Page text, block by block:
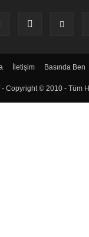
İletişim Basında Ben
Copyright © 2010 - Tüm